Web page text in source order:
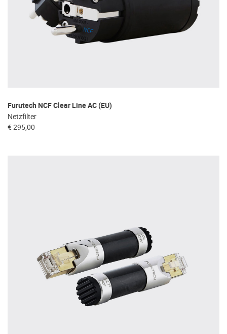
Furutech NCF Clear Line AC (EU)
Netzfilter
€ 295,00